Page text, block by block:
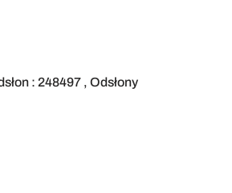
: 248497 , Odsłony